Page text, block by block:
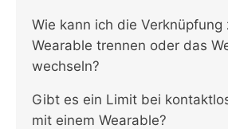
Wie kann ich die Verknüpfung
Wearable trennen oder das
wechseln?
Gibt es ein Limit bei
mit einem Wearable?